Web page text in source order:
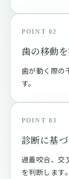
POINT 02
歯の移動
歯が動く際の
す。
POINT 03
診断に基
過蓋咬合、交
を判断します。